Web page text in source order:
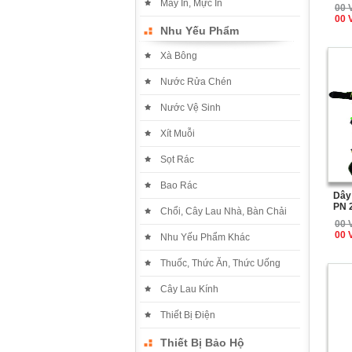
Máy In, Mực In
Nhu Yếu Phẩm
Xà Bông
Nước Rửa Chén
Nước Vệ Sinh
Xít Muỗi
Sọt Rác
Bao Rác
Chổi, Cây Lau Nhà, Bàn Chải
Nhu Yếu Phẩm Khác
Thuốc, Thức Ăn, Thức Uống
Cây Lau Kính
Thiết Bị Điện
Thiết Bị Bảo Hộ
00
00
PN
00
00